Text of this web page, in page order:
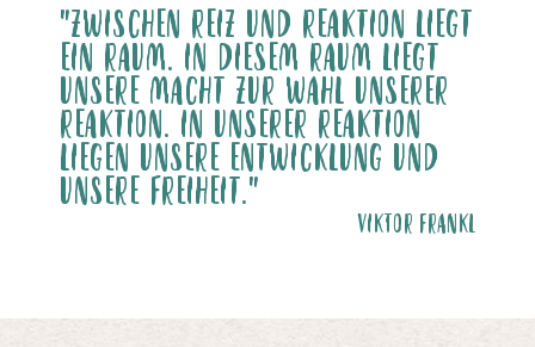
"ZWISCHEN REIZ UND REAKTION LIEGT
EIN RAUM. IN DIESEM RAUM LIEGT
UNSERE MACHT ZUR WAHL UNSERER
REAKTION. IN UNSERER REAKTION
LIEGEN UNSERE ENTWICKLUNG UND
UNSERE FREIHEIT."
VIKTOR FRANKL